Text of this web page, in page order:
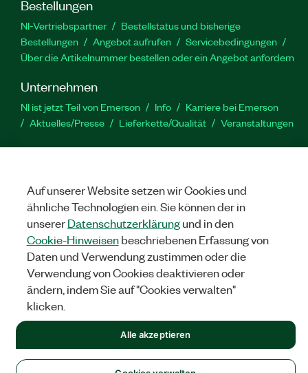
Bestellungen
NI-Vertriebspartner
Bestellstatus und bisherige
Bestellungen
Angebot aufrufen
Servicebedingungen
Über die Artikelnummer bestellen oder ein Angebot anfordern
Unternehmen
NI ist jetzt Teil von Emerson Info
Karriere bei Emerson
Aktuelles/Presse
Lieferkette/Qualität Veranstaltungen
Support
Produktaktivierung
Serviceanfrage stellen
Feedback
zur Website
YouTube
TwitterFacebook
© NATIONAL INSTRUMENTS CORP. ALLE RECHTE VORBEHALTEN.
Auf unserer Website setzen wir Cookies und
ähnliche Technologien ein. Sie können der in
unsererDatenschutzerklärungund in den
Cookie-Hinweisenbeschriebenen Erfassung von
Daten und Verwendung zustimmen oder die
Verwendung von Cookies deaktivieren oder
ändern, indem Sie auf "Cookies verwalten"
klicken.
Alle akzeptieren